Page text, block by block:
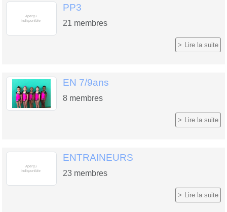
PP3
21 membres
Lire la suite
EN 7/9ans
8 membres
Lire la suite
ENTRAINEURS
23 membres
Lire la suite